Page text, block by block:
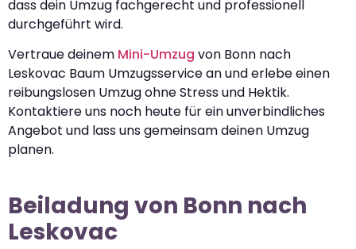
dass dein Umzug fachgerecht und professionell
durchgeführt wird.
Vertraue deinem Mini-Umzug von Bonn nach
Leskovac Baum Umzugsservice an und erlebe einen
reibungslosen Umzug ohne Stress und Hektik.
Kontaktiere uns noch heute für ein unverbindliches
Angebot und lass uns gemeinsam deinen Umzug
planen.
Beiladung von Bonn nach
Leskovac